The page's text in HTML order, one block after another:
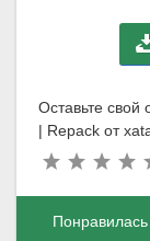
Оставьте свой
| Repack от